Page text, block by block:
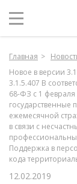
Главная
Новое в версии
3.1.5.407 В
68-ФЗ с 1
государственные
ежемесячной
в связи с
Поддержка в
кода
12.02.2019